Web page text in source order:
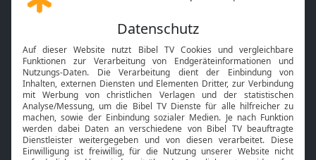
Gott und Bibel erklärt
Neuigkeiten
Mobile App
Smart TV
HbbTV
Bibelthek Online-Bibel
Nächster Gottesdienst